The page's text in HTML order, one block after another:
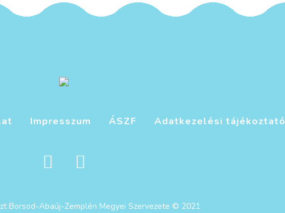
Impresszum ÁSZF Adatkezelési tájékoztató
Borsod-Abaúj-Zemplén Megyei Szervezete © 2021